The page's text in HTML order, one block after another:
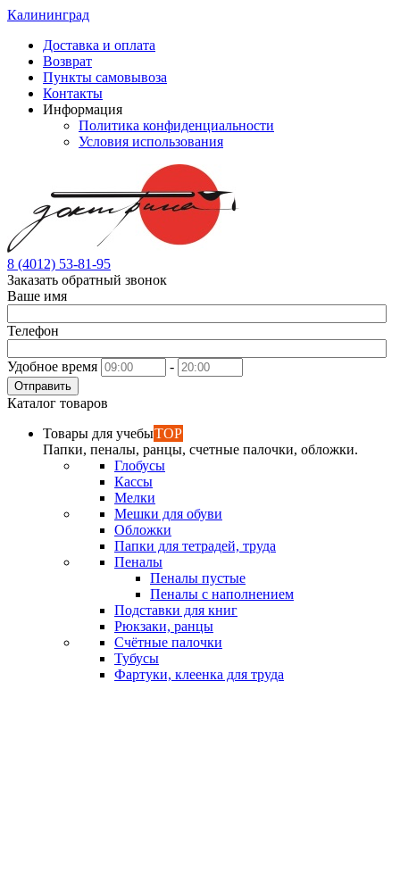
Калининград
Доставка и оплата
Возврат
Пункты самовывоза
Контакты
Информация
Политика конфиденциальности
Условия использования
8 (4012) 53-81-95
Заказать обратный звонок
Ваше имя
Телефон
Удобное время -
Отправить
Каталог товаров
Товары для учебыTOP
Папки, пеналы, ранцы, счетные палочки, обложки.
Глобусы
Кассы
Мелки
Мешки для обуви
Обложки
Папки для тетрадей, труда
Пеналы
Пеналы пустые
Пеналы с наполнением
Подставки для книг
Рюкзаки, ранцы
Счётные палочки
Тубусы
Фартуки, клеенка для труда